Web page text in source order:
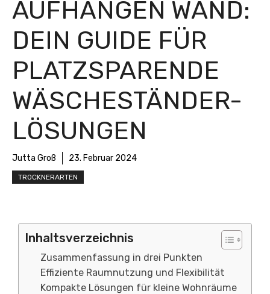
AUFHÄNGEN WAND:
DEIN GUIDE FÜR
PLATZSPARENDE
WÄSCHESTÄNDER-
LÖSUNGEN
Jutta Groß 23. Februar 2024
TROCKNERARTEN
Inhaltsverzeichnis
Zusammenfassung in drei Punkten
Effiziente Raumnutzung und Flexibilität
Kompakte Lösungen für kleine Wohnräume